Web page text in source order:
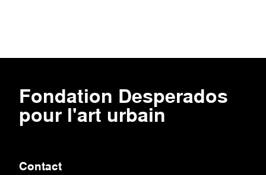
Fondation Desperados
pour l'art urbain
Contact